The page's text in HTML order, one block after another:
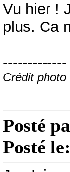
Vu hier !
plus. Ca
-------------
Crédit
Posté
Posté le: